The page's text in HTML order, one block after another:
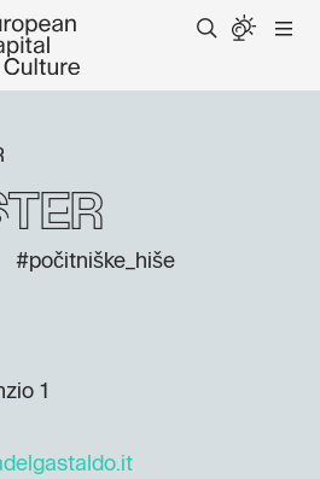
#počitniške_hiše
1